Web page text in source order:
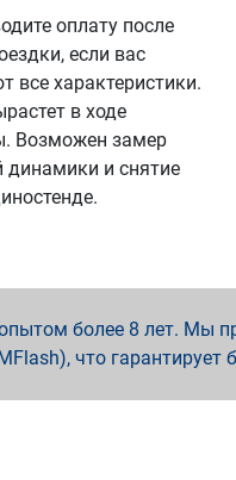
оплату после
если вас
все характеристики.
в ходе
Возможен замер
динамики и снятие
более 8 лет. Мы
что